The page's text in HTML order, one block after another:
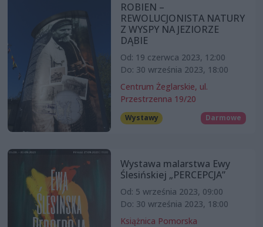
ROBIEN –
REWOLUCJONISTA NATURY
Z WYSPY NA JEZIORZE
DĄBIE
Od: 19 czerwca 2023, 12:00
Do: 30 września 2023, 18:00
Centrum Żeglarskie, ul.
Przestrzenna 19/20
Wystawy Darmowe
Wystawa malarstwa Ewy
Ślesińskiej „PERCEPCJA”
Od: 5 września 2023, 09:00
Do: 30 września 2023, 18:00
Książnica Pomorska